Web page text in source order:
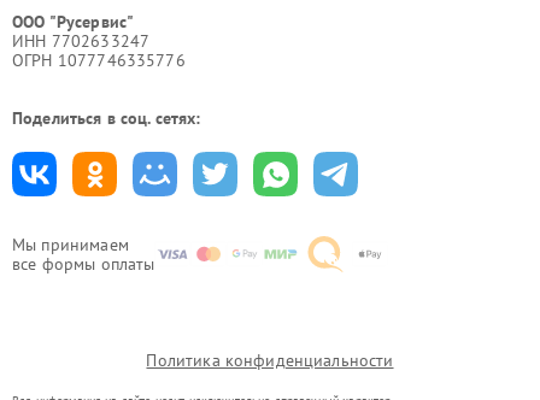
Мы принимаем
все формы оплаты
ООО "Русервис"
ИНН 7702633247
ОГРН 1077746335776
Поделиться в соц. сетях:
Политика конфиденциальности